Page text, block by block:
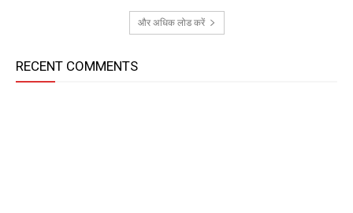
और अधिक लोड करें
RECENT COMMENTS